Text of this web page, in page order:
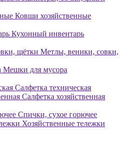
Ковши хозяйственные
Кухонный инвентарь
Метлы, веники, совки,
Мешки для мусора
Салфетка техническая
Салфетка хозяйственная
Спички, сухое горючее
Хозяйственные тележки